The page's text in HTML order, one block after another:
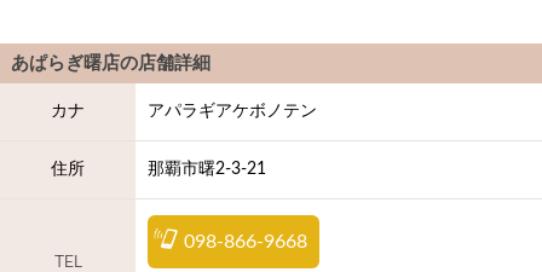
あぱらぎ曙店の店舗詳細
カナ アパラギアケボノテン
住所 那覇市曙2-3-21
TEL
098-866-9668